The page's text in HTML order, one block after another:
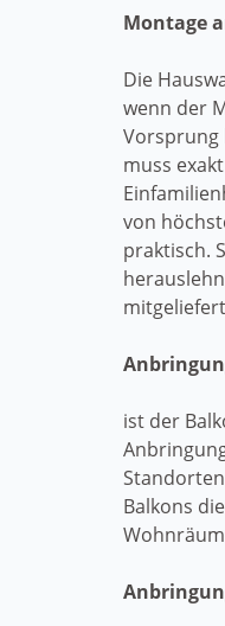
Montage
Die
wenn der
Vorsprung
muss
von
praktisch.
ist der
Balkons